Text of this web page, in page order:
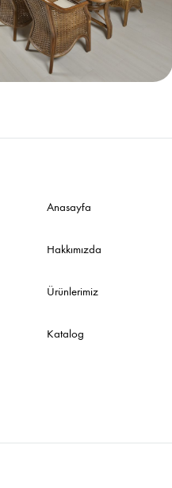
Anasayfa
Hakkımızda
Ürünlerimiz
Katalog